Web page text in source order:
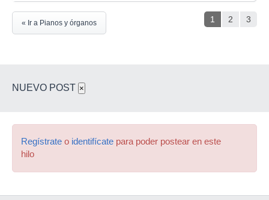
1 2 3
« Ir a Pianos y órganos
NUEVO POST ×
Regístrate o identifícate para poder postear en este
hilo